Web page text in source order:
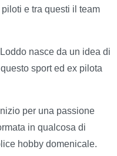
e tra questi il team
nasce da un idea di
sport ed ex pilota
per una passione
in qualcosa di
hobby domenicale.